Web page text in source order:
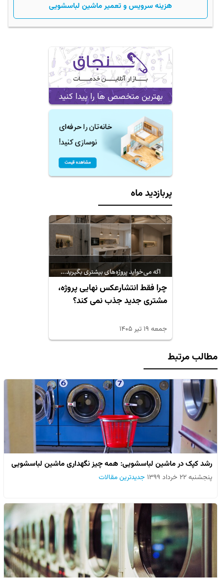
هزینه سرویس و تعمیر ماشین لباسشویی
بهترین متخصص ها را پیدا کنید
پربازدید ماه
چرا فقط انتشارعکس نهایی پروژه،
مشتری جدید جذب نمی کند؟
جمعه ۱۹ تیر ۱۴۰۵
مطالب مرتبط
رشد کپک در ماشین لباسشویی: همه چیز نگهداری ماشین لباسشویی
پنجشنبه ۲۲ خرداد ۱۳۹۹ جدیدترین مقالات